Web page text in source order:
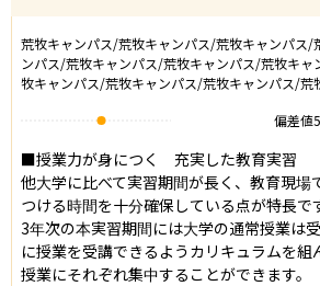
荒牧キャンパス/荒牧キャンパス/荒牧キャンパス/
ンパス/荒牧キャンパス/荒牧キャンパス/荒牧キ
牧キャンパス/荒牧キャンパス/荒牧キャンパス/荒
偏差値
■授業力が身につく　充実した教育実習
他大学に比べて実習期間が長く、教育現場
つける時間を十分確保している点が特長で
3年次の本実習期間には大学の通常授業は
に授業を受講できるようカリキュラムを組
授業にそれぞれ集中することができます。